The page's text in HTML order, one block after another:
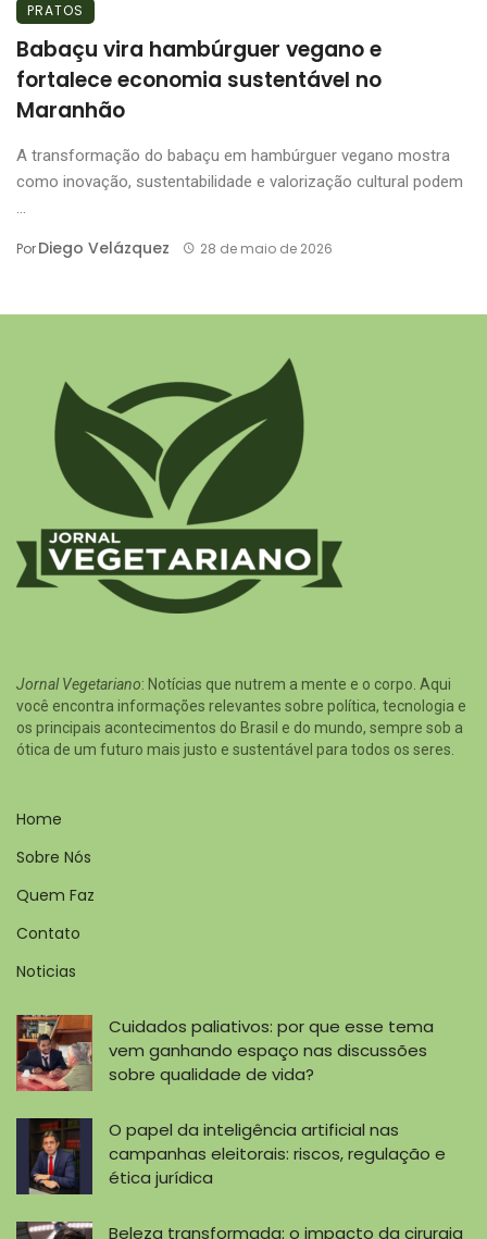
PRATOS
Babaçu vira hambúrguer vegano e
fortalece economia sustentável no
Maranhão
A transformação do babaçu em hambúrguer vegano mostra
como inovação, sustentabilidade e valorização cultural podem
PorDiego Velázquez 28 de maio de 2026
Jornal Vegetariano: Notícias que nutrem a mente e o corpo. Aqui
você encontra informações relevantes sobre política, tecnologia e
os principais acontecimentos do Brasil e do mundo, sempre sob a
ótica de um futuro mais justo e sustentável para todos os seres.
Home
Sobre Nós
Quem Faz
Contato
Noticias
Cuidados paliativos: por que esse tema
vem ganhando espaço nas discussões
sobre qualidade de vida?
O papel da inteligência artificial nas
campanhas eleitorais: riscos, regulação e
ética jurídica
Beleza transformada: o impacto da cirurgia